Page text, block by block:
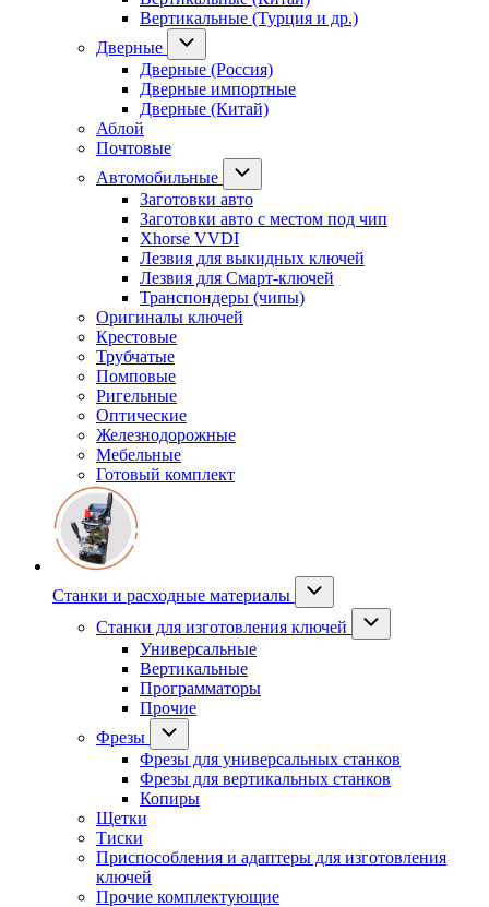
Вертикальные (Турция и др.)
Дверные
Дверные (Россия)
Дверные импортные
Дверные (Китай)
Аблой
Почтовые
Автомобильные
Заготовки авто
Заготовки авто с местом под чип
Xhorse VVDI
Лезвия для выкидных ключей
Лезвия для Смарт-ключей
Транспондеры (чипы)
Оригиналы ключей
Крестовые
Трубчатые
Помповые
Ригельные
Оптические
Железнодорожные
Мебельные
Готовый комплект
Станки и расходные материалы
Станки для изготовления ключей
Универсальные
Вертикальные
Программаторы
Прочие
Фрезы
Фрезы для универсальных станков
Фрезы для вертикальных станков
Копиры
Щетки
Тиски
Приспособления и адаптеры для изготовления
ключей
Прочие комплектующие